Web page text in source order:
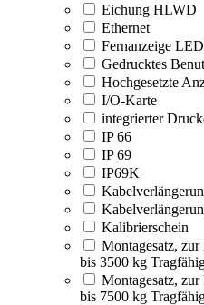
Eichung HLWD
Ethernet
Fernanzeige
Gedrucktes
Hochgesetzte
I/O-Karte
integrierter
IP 66
IP 69
IP69K
Kalibrierschein
Montagesatz,
bis 3500 kg
Montagesatz,
bis 7500 kg